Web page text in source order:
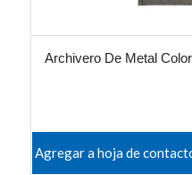
Archivero De Metal
Agregar a hoja de